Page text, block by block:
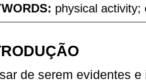
physical activity;
de serem evidentes